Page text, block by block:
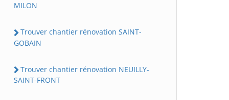
MILON
Trouver chantier rénovation SAINT-
GOBAIN
Trouver chantier rénovation NEUILLY-
SAINT-FRONT